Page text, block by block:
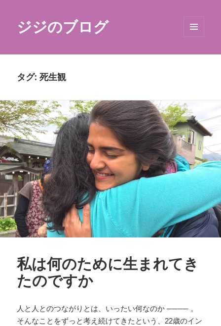
ジジのブログ
タグ:死生観
私は何のために生まれてき
たのですか
人と人とのつながりとは、いったい何なのか ──── 。
そんなことをずっと考え続けてきたという、22歳のイン